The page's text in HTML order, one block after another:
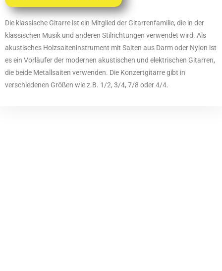
Die klassische Gitarre ist ein Mitglied der Gitarrenfamilie, die in der
klassischen Musik und anderen Stilrichtungen verwendet wird. Als
akustisches Holzsaiteninstrument mit Saiten aus Darm oder Nylon ist
es ein Vorläufer der modernen akustischen und elektrischen Gitarren,
die beide Metallsaiten verwenden. Die Konzertgitarre gibt in
verschiedenen Größen wie z.B. 1/2, 3/4, 7/8 oder 4/4.